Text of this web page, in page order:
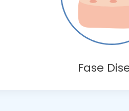
Fase